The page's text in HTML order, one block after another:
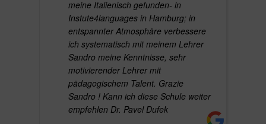
meine Italienisch gefunden- in
Instute4languages in Hamburg; in
entspannter Atmosphäre verbessere
ich systematisch mit meinem Lehrer
Sandro meine Kenntnisse, sehr
motivierender Lehrer mit
pädagogischem Talent. Grazie
Sandro ! Kann ich diese Schule weiter
empfehlen Dr. Pavel Dufek